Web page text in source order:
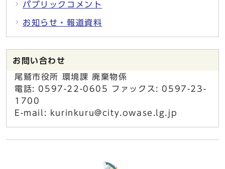
パブリックコメント
お知らせ・報道資料
お問い合わせ
尾鷲市役所 環境課 廃棄物係
電話: 0597-22-0605 ファックス: 0597-23-
1700
E-mail: kurinkuru@city.owase.lg.jp